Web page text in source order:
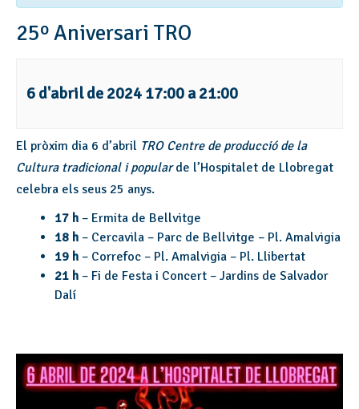
25º Aniversari TRO
6 d'abril de 2024 17:00 a21:00
El pròxim dia 6 d’abril TRO Centre de producció de la
Cultura tradicional i popularde l’Hospitalet de Llobregat
celebra els seus 25 anys.
17 h – Ermita de Bellvitge
18 h – Cercavila – Parc de Bellvitge – Pl. Amalvigia
19 h – Correfoc – Pl. Amalvigia – Pl. Llibertat
21 h – Fi de Festa i Concert – Jardins de Salvador
Dalí